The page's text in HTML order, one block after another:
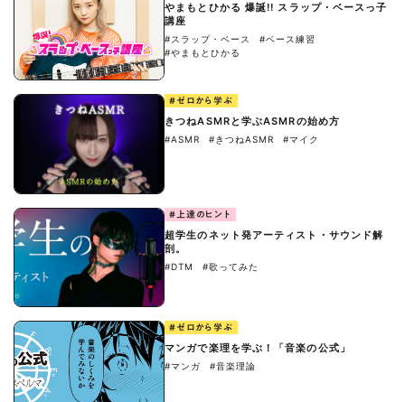
やまもとひかる 爆誕!! スラップ・ベースっ子
講座
#スラップ・ベース
#ベース練習
#やまもとひかる
#ゼロから学ぶ
きつねASMRと学ぶASMRの始め方
#ASMR #きつねASMR #マイク
#上達のヒント
超学生のネット発アーティスト・サウンド解
剖。
#DTM #歌ってみた
#ゼロから学ぶ
マンガで楽理を学ぶ！「音楽の公式」
#マンガ #音楽理論